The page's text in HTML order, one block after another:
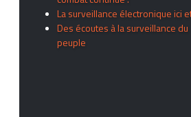
La surveillance électronique ici
Des écoutes à la surveillance du
peuple